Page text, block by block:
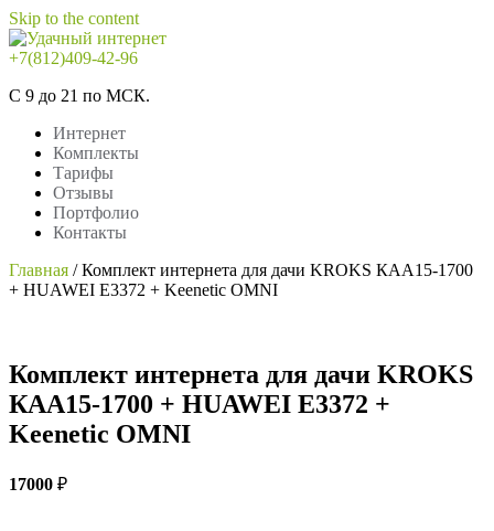
Skip to the content
+7(812)409-42-96
С 9 до 21 по МСК.
Интернет
Комплекты
Тарифы
Отзывы
Портфолио
Контакты
Главная / Комплект интернета для дачи KROKS КАА15-1700
+ HUAWEI E3372 + Keenetic OMNI
Комплект интернета для дачи KROKS
КАА15-1700 + HUAWEI E3372 +
Keenetic OMNI
17000 ₽